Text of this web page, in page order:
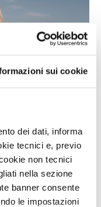
sui cookie
dei dati, informa
tecnici e, previo
non tecnici
nella sezione
banner consente
le impostazioni